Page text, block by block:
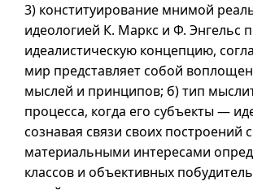
3) конституирование мнимой
идеологией К. Маркс и Ф. Энгельс
идеалистическую концепцию,
мир представляет собой
мыслей и принципов; б) тип
процесса, когда его субъекты —
сознавая связи своих построений с
материальными интересами
классов и объективных